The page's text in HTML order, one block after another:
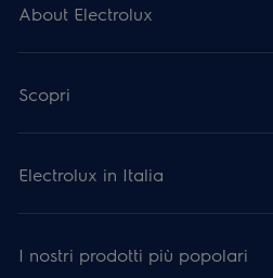
About Electrolux
Scopri
Electrolux in Italia
I nostri prodotti più popolari